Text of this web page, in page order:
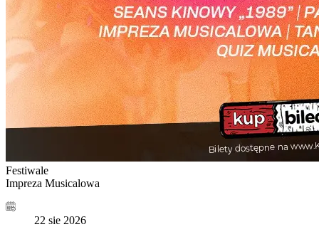
Festiwale
Impreza Musicalowa
22 sie 2026